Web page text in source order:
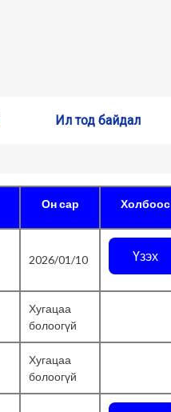
Ил тод байдал
Он сар Холбоос
2026/01/10 Үзэх
Хугацаа
болоогүй
Хугацаа
болоогүй